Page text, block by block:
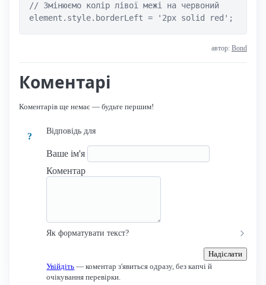
// Змінюємо колір лівої межі на червоний
element.style.borderLeft = '2px solid red';
автор: Bond
Коментарі
Коментарів ще немає — будьте першим!
?
Відповідь для
Ваше ім'я
Коментар
Як форматувати текст?
Надіслати
Увійдіть — коментар з'явиться одразу, без капчі й
очікування перевірки.